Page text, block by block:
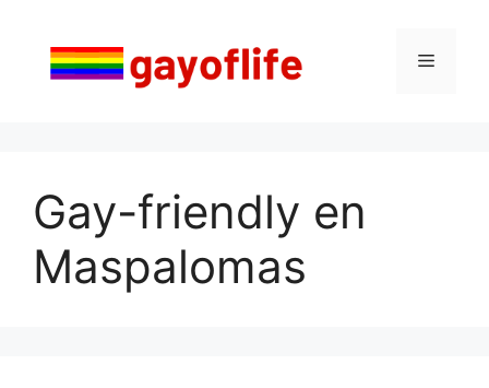
contenido
Menú
Gay-friendly en
Maspalomas